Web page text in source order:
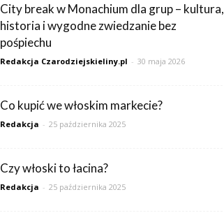
City break w Monachium dla grup – kultura,
historia i wygodne zwiedzanie bez
pośpiechu
Redakcja Czarodziejskieliny.pl - 30 maja 2026
Co kupić we włoskim markecie?
Redakcja - 25 października 2025
Czy włoski to łacina?
Redakcja - 25 października 2025